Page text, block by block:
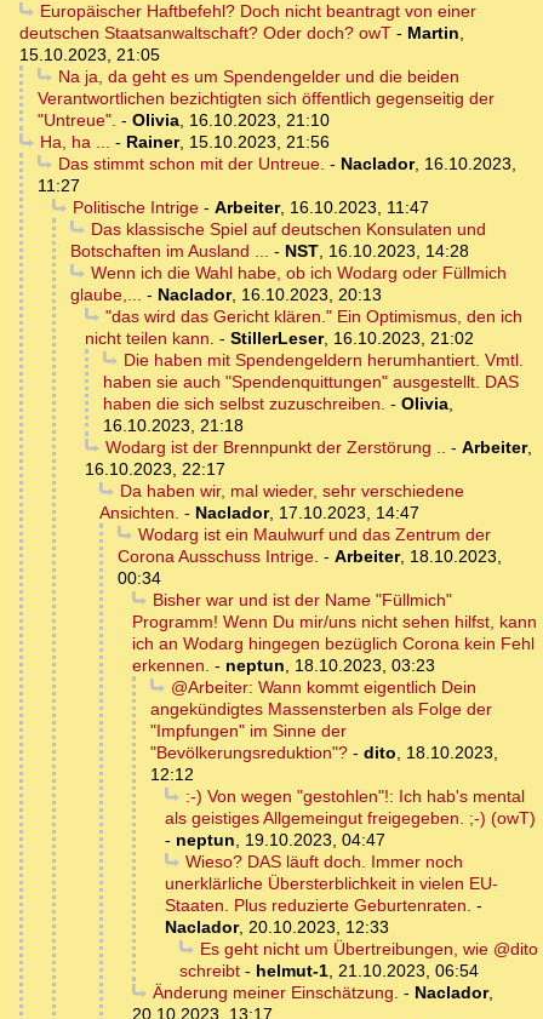
Europäischer Haftbefehl? Doch nicht beantragt von einer
deutschen Staatsanwaltschaft? Oder doch? owT - Martin,
15.10.2023, 21:05
Na ja, da geht es um Spendengelder und die beiden
Verantwortlichen bezichtigten sich öffentlich gegenseitig der
"Untreue". - Olivia, 16.10.2023, 21:10
Ha, ha ... - Rainer, 15.10.2023, 21:56
Das stimmt schon mit der Untreue. - Naclador, 16.10.2023,
11:27
Politische Intrige- Arbeiter, 16.10.2023, 11:47
Das klassische Spiel auf deutschen Konsulaten und
Botschaften im Ausland ... - NST, 16.10.2023, 14:28
Wenn ich die Wahl habe, ob ich Wodarg oder Füllmich
glaube,... - Naclador, 16.10.2023, 20:13
"das wird das Gericht klären." Ein Optimismus, den ich
nicht teilen kann. - StillerLeser, 16.10.2023, 21:02
Die haben mit Spendengeldern herumhantiert. Vmtl.
haben sie auch "Spendenquittungen" ausgestellt. DAS
haben die sich selbst zuzuschreiben. - Olivia,
16.10.2023, 21:18
Wodarg ist der Brennpunkt der Zerstörung .. - Arbeiter,
16.10.2023, 22:17
Da haben wir, mal wieder, sehr verschiedene
Ansichten. - Naclador, 17.10.2023, 14:47
Wodarg ist ein Maulwurf und das Zentrum der
Corona Ausschuss Intrige. - Arbeiter, 18.10.2023,
00:34
Bisher war und ist der Name "Füllmich"
Programm! Wenn Du mir/uns nicht sehen hilfst, kann
ich an Wodarg hingegen bezüglich Corona kein Fehl
erkennen. - neptun, 18.10.2023, 03:23
@Arbeiter: Wann kommt eigentlich Dein
angekündigtes Massensterben als Folge der
"Impfungen" im Sinne der
"Bevölkerungsreduktion"? - dito, 18.10.2023,
12:12
:-) Von wegen "gestohlen"!: Ich hab's mental
als geistiges Allgemeingut freigegeben. ;-) (owT)
- neptun, 19.10.2023, 04:47
Wieso? DAS läuft doch. Immer noch
unerklärliche Übersterblichkeit in vielen EU-
Staaten. Plus reduzierte Geburtenraten. -
Naclador, 20.10.2023, 12:33
Es geht nicht um Übertreibungen, wie @dito
schreibt - helmut-1, 21.10.2023, 06:54
Änderung meiner Einschätzung. - Naclador,
20.10.2023, 13:17